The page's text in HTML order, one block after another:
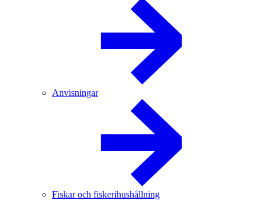
Anvisningar
Fiskar och fiskerihushållning